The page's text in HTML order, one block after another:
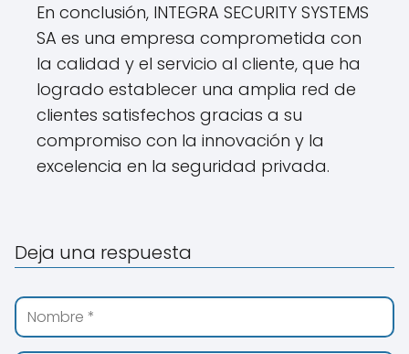
En conclusión, INTEGRA SECURITY SYSTEMS
SA es una empresa comprometida con
la calidad y el servicio al cliente, que ha
logrado establecer una amplia red de
clientes satisfechos gracias a su
compromiso con la innovación y la
excelencia en la seguridad privada.
Deja una respuesta